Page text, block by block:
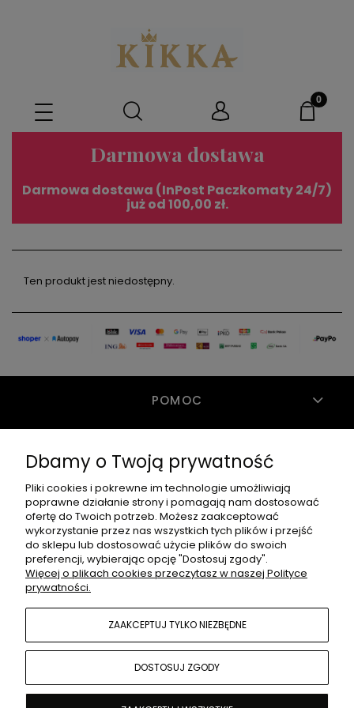
Darmowa dostawa
Darmowa dostawa (InPost Paczkomaty 24/7)
już od 100,00 zł.
Ten produkt jest niedostępny.
POMOC
MOJE KONTO
PŁATNOŚCI I DOSTAWA
INFORMACJE
O NAS
Dbamy o Twoją prywatność
Pliki cookies i pokrewne im technologie umożliwiają
poprawne działanie strony i pomagają nam dostosować
ofertę do Twoich potrzeb. Możesz zaakceptować
wykorzystanie przez nas wszystkich tych plików i przejść
do sklepu lub dostosować użycie plików do swoich
preferencji, wybierając opcję "Dostosuj zgody".
Więcej o plikach cookies przeczytasz w naszej Polityce
prywatności.
ZAAKCEPTUJ TYLKO NIEZBĘDNE
DOSTOSUJ ZGODY